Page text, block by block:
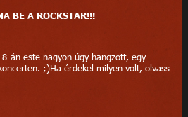
BE A ROCKSTAR!!!
án este nagyon úgy hangzott, egy
;)Ha érdekel milyen volt, olvass